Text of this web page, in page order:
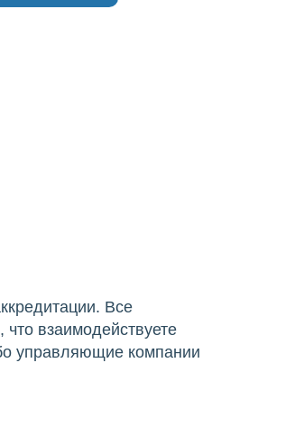
Все
взаимодействуете
управляющие компании